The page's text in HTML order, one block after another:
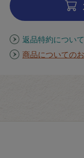
返品特約について
商品についての